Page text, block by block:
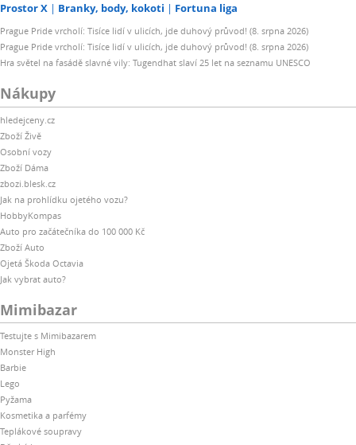
Prostor X Branky, body, kokoti Fortuna liga
Prague Pride vrcholí: Tisíce lidí v ulicích, jde duhový průvod! (8. srpna 2026)
Prague Pride vrcholí: Tisíce lidí v ulicích, jde duhový průvod! (8. srpna 2026)
Hra světel na fasádě slavné vily: Tugendhat slaví 25 let na seznamu UNESCO
Nákupy
hledejceny.cz
Zboží Živě
Osobní vozy
Zboží Dáma
zbozi.blesk.cz
Jak na prohlídku ojetého vozu?
HobbyKompas
Auto pro začátečníka do 100 000 Kč
Zboží Auto
Ojetá Škoda Octavia
Jak vybrat auto?
Mimibazar
Testujte s Mimibazarem
Monster High
Barbie
Lego
Pyžama
Kosmetika a parfémy
Teplákové soupravy